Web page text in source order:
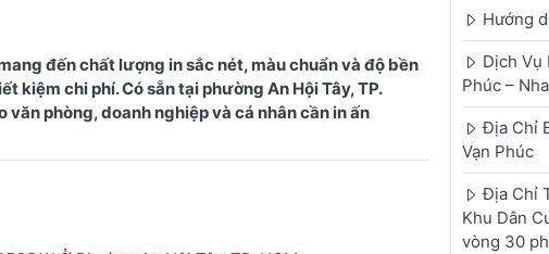
đến chất lượng in sắc nét, màu chuẩn và độ bền
kiệm chi phí. Có sẵn tại phường An Hội Tây, TP.
văn phòng, doanh nghiệp và cá nhân cần in ấn
Hướng
Dịch Vụ
Phúc –
Địa Chỉ
Vạn Phúc
Địa Chỉ
Khu Dân
vòng 30